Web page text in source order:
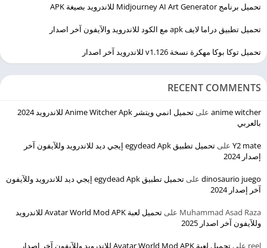
تحميل برنامج Midjourney AI Art Generator للاندرويد بصيغة APK
تحميل تطبيق دراما لايف apk مع الكود للاندرويد والآيفون آخر اصدار
تحميل توكا بوكا مهكرة نسخة v1.126 للاندرويد آخر اصدار
RECENT COMMENTS
anime witcher على
تحميل انمي ويتشر Anime Witcher Apk للاندرويد 2024
بالعربي
Y2 mate على
تحميل تطبيق egydead Apk إيجي ديد للاندرويد وللآيفون آخر
إصدار 2024
dinosaurio juego على
تحميل تطبيق egydead Apk إيجي ديد للاندرويد وللآيفون
آخر إصدار 2024
Muhammad Asad Raza على
تحميل لعبة Avatar World Mod APK للاندرويد
وللآيفون آخر اصدار 2025
reel على
تحميل لعبة Avatar World Mod APK للاندرويد وللآيفون آخر اصدار